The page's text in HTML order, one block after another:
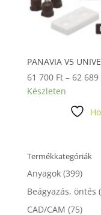
PANAVIA V5
61 700 Ft – 62 689
Készleten
Termékkategóriák
Anyagok (399)
Beágyazás, öntés
CAD/CAM (75)